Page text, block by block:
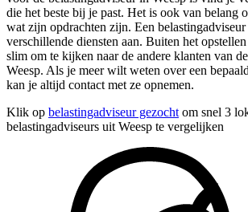
die het beste bij je past. Het is ook van belang
wat zijn opdrachten zijn. Een
verschillende diensten aan. Buiten het
slim om te kijken naar de andere klanten van
Weesp. Als je meer wilt weten over een
kan je altijd contact met ze opnemen.
Klik op belastingadviseur gezocht om snel 3
belastingadviseurs uit Weesp te vergelijken